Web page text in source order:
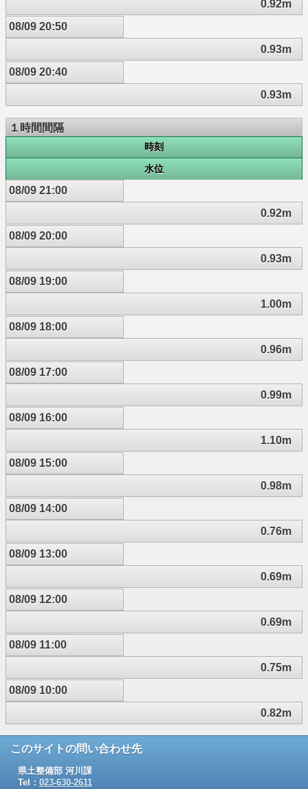
0.92m
08/09 20:50
0.93m
08/09 20:40
0.93m
１時間間隔
時刻
水位
08/09 21:00
0.92m
08/09 20:00
0.93m
08/09 19:00
1.00m
08/09 18:00
0.96m
08/09 17:00
0.99m
08/09 16:00
1.10m
08/09 15:00
0.98m
08/09 14:00
0.76m
08/09 13:00
0.69m
08/09 12:00
0.69m
08/09 11:00
0.75m
08/09 10:00
0.82m
このサイトの問い合わせ先
県土整備部 河川課
Tel： 023-630-2611